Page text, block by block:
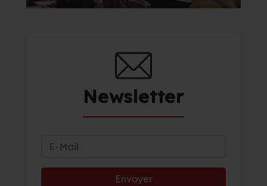
Newsletter